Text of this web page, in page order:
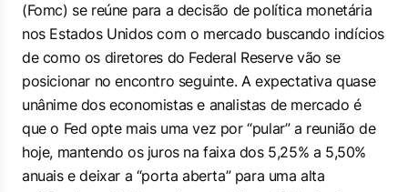
(Fomc) se reúne para a decisão de política monetária
nos Estados Unidos com o mercado buscando indícios
de como os diretores do Federal Reserve vão se
posicionar no encontro seguinte. A expectativa quase
unânime dos economistas e analistas de mercado é
que o Fed opte mais uma vez por “pular” a reunião de
hoje, mantendo os juros na faixa dos 5,25% a 5,50%
anuais e deixar a “porta aberta” para uma alta